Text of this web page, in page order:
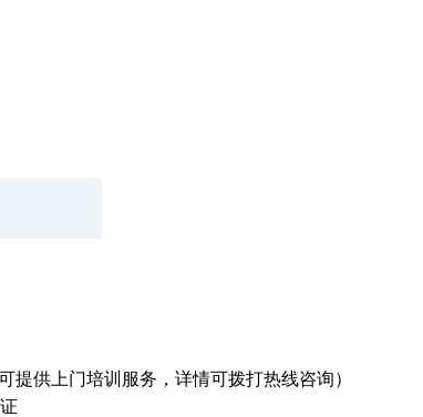
供上门培训服务，详情可拨打热线咨询）